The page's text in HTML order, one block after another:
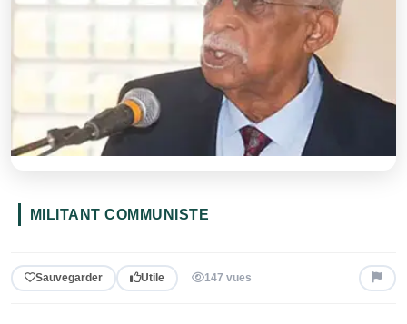
MILITANT COMMUNISTE
Sauvegarder Utile 147 vues